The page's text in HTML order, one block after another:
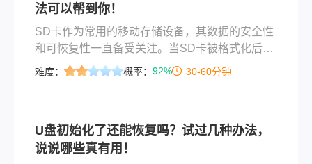
覆盖误删、格式化、分区丢失、设备异常等常见
情况。
法可以帮到你！
SD卡作为常用的移动存储设备，其数据的安全性
和可恢复性一直备受关注。当SD卡被格式化后，
很多用户会误以为数据已经永久丢失，但实际
的方法与步骤。
难度： 概率： 92% 30-60分钟
U盘初始化了还能恢复吗？试过几种办法，
说说哪些真有用！